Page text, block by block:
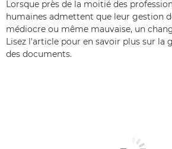
Lorsque près de la moitié des
humaines admettent que leur gestion
médiocre ou même mauvaise, un
Lisez l'article pour en savoir plus sur la
des documents.